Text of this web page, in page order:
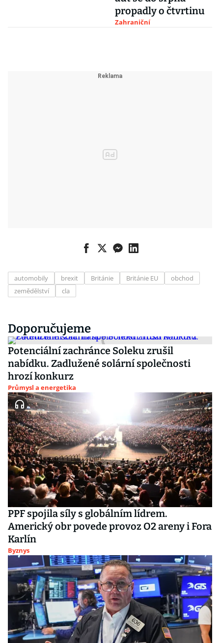
propadly o čtvrtinu
Zahraniční
automobily brexit Británie Británie EU
obchod
zemědělství
cla
Doporučujeme
Potenciální zachránce Soleku zrušil
nabídku. Zadlužené solární společnosti
hrozí konkurz
Průmysl a energetika
PPF spojila síly s globálním lídrem.
Americký obr povede provoz O2 areny i Fora
Karlín
Byznys